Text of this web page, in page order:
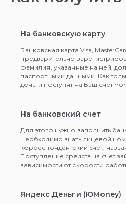
На банковскую карту
Банковская карта Visa,
предварительно
фамилия, указанные на ней,
паспортными данными. Как
деньги поступят на Ваш счет
На банковский счет
Для этого нужно заполнить
Необходимо знать лицевой
корреспондентский счет,
Поступление средств на счет
зависимости от скорости
Яндекс.Деньги (ЮMoney)